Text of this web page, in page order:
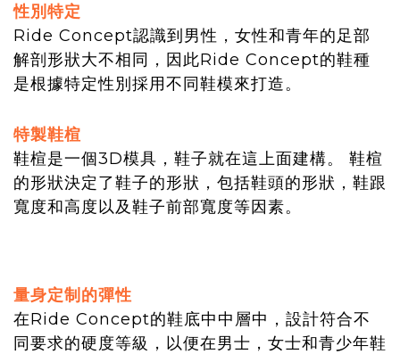
性別特定
Ride Concept認識到男性，女性和青年的足部
解剖形狀大不相同，因此Ride Concept的鞋種
是根據特定性別採用不同鞋模來打造。
特製鞋楦
鞋楦是一個3D模具，鞋子就在這上面建構。 鞋楦
的形狀決定了鞋子的形狀，包括鞋頭的形狀，鞋跟
寬度和高度以及鞋子前部寬度等因素。
量身定制的彈性
在Ride Concept的鞋底中中層中，設計符合不
同要求的硬度等級，以便在男士，女士和青少年鞋